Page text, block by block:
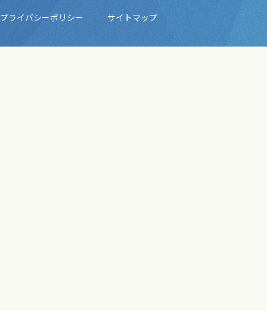
プライバシーポリシー サイトマップ